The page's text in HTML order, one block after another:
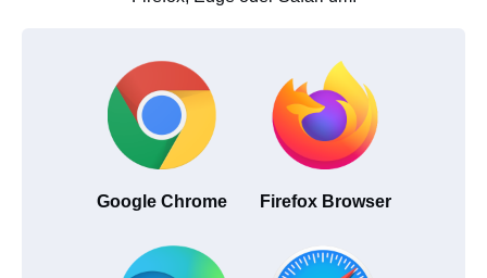
Google Chrome Firefox Browser